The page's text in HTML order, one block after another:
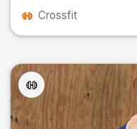
Crossfit